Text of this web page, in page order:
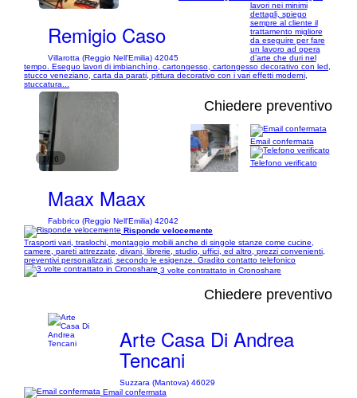
Remigio Caso
Villarotta (Reggio Nell'Emilia) 42045
lavori nei minimi
dettagli, spiego
sempre al cliente il
trattamento migliore
da eseguire per fare
un lavoro ad opera
d’arte che duri nel
tempo. Eseguo lavori di imbianchìno, cartongesso, cartongesso decorativo con led,
stucco veneziano, carta da parati, pittura decorativo con i vari effetti moderni,
stuccatura...
1/16
Chiedere preventivo
Maax Maax
Fabbrico (Reggio Nell'Emilia) 42042
Email confermata
Telefono verificato
Risponde velocemente
Trasporti vari, traslochi, montaggio mobili anche di singole stanze come cucine,
camere, pareti attrezzate, divani, librerie, studio, uffici, ed altro, prezzi convenienti,
preventivi personalizzati, secondo le esigenze. Gradito contatto telefonico
3 volte contrattato in Cronoshare
Chiedere preventivo
Arte Casa Di Andrea
Tencani
Suzzara (Mantova) 46029
Email confermata